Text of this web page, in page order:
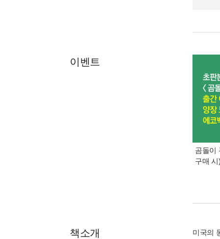
이벤트
곰돌이
구매 시
책소개
미국의